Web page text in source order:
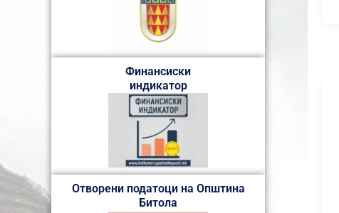
Финансиски
индикатор
Отворени податоци на Општина
Битола